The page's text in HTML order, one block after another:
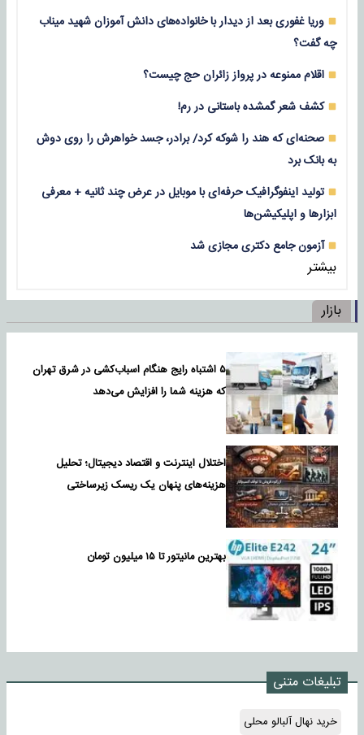
وریا غفوری بعد از دیدار با خانواده‌های دانش آموزان شهید میناب
چه گفت؟
اقلام ممنوعه در پرواز زائران حج چیست؟
کشف شعر گمشده باستانی در رم!
صحنه‌ای که هند را شوکه کرد/ برادر، جسد خواهرش را روی دوش
به بانک برد
تولید اینفوگرافیک حرفه‌ای با موبایل در عرض چند ثانیه + معرفی
ابزارها و اپلیکیشن‌ها
آزمون جامع دکتری مجازی شد
بیشتر
بازار
۵ اشتباه رایج هنگام اسباب‌کشی در شرق تهران
که هزینه شما را افزایش می‌دهد
اختلال اینترنت و اقتصاد دیجیتال؛ تحلیل
هزینه‌های پنهان یک ریسک زیرساختی
بهترین مانیتور تا ۱۵ میلیون تومان
تبلیغات متنی
خرید نهال آلبالو محلی